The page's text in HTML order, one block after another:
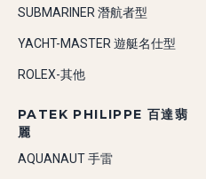
SUBMARINER 潛航者型
YACHT-MASTER 遊艇名仕型
ROLEX-其他
PATEK PHILIPPE 百達翡
麗
AQUANAUT 手雷